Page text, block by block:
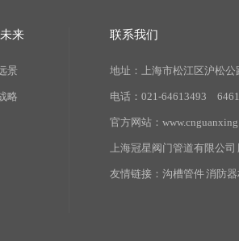
来
景
略
联系我们
地址：上海市松江区沪松
电话：021-64613493
官方网站：
上海冠星阀门管道有限公
友情链接： 沟槽管件消防器